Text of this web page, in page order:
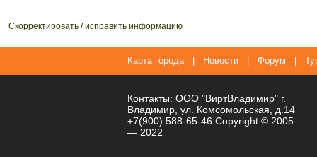
Скорректировать / исправить информацию
Карта города Новости Форум
Контакты: ООО "ВиртВладимир" г.
Владимир, ул. Комсомольская, д.14
+7(900) 588-65-46 Copyright © 2005
— 2022